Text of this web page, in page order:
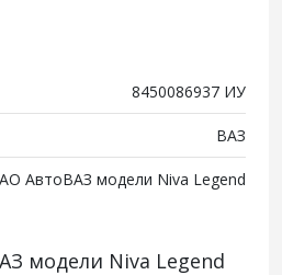
8450086937 ИУ
ВАЗ
АвтоВАЗ модели Niva Legend
модели Niva Legend